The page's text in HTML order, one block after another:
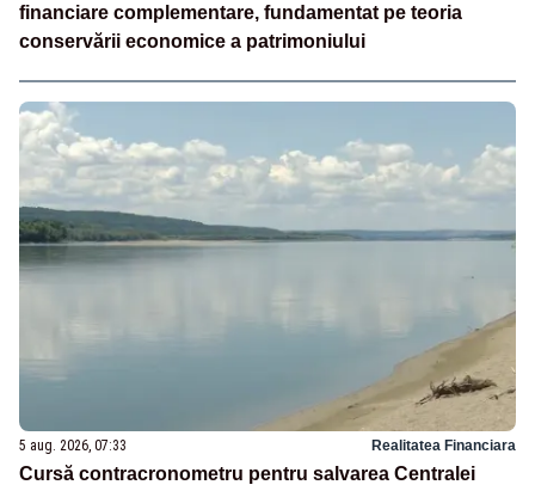
financiare complementare, fundamentat pe teoria
conservării economice a patrimoniului
5 aug. 2026, 07:33 Realitatea Financiara
Cursă contracronometru pentru salvarea Centralei